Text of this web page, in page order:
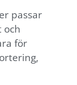
passar
och
för